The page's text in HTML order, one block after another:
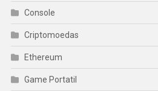
Console
Criptomoedas
Ethereum
Game Portatil